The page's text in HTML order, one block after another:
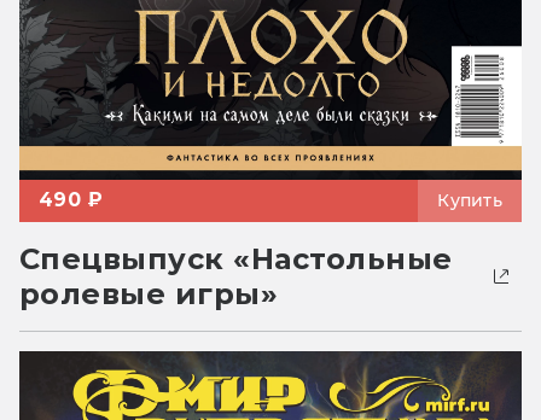
490 ₽ Купить
Спецвыпуск «Настольные
ролевые игры»